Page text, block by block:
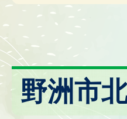
野洲市